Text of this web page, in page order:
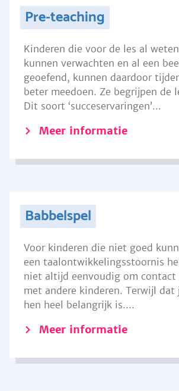
Pre-teaching
Kinderen die voor de les al
kunnen verwachten en al een
geoefend, kunnen daardoor
beter meedoen. Ze begrijpen de
Dit soort ‘succeservaringen’...
Meer informatie
Babbelspel
Voor kinderen die niet goed
een taalontwikkelingsstoornis
niet altijd eenvoudig om contact
met andere kinderen. Terwijl
hen heel belangrijk is....
Meer informatie